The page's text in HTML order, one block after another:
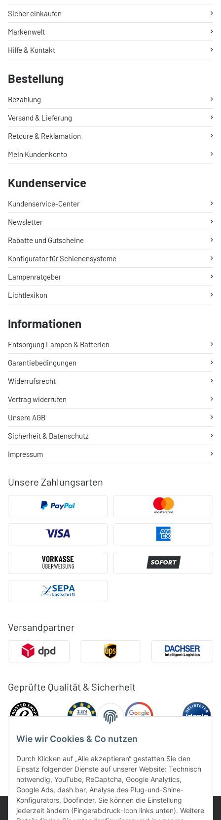
Wie wir Cookies & Co nutzen
Durch Klicken auf „Alle akzeptieren“ gestatten Sie den
Einsatz folgender Dienste auf unserer Website: Technisch
notwendig, YouTube, ReCaptcha, Google Analytics,
Google Ads, dash.bar, Analyse des Plug-und-Shine-
Konfigurators, Doofinder. Sie können die Einstellung
jederzeit ändern (Fingerabdruck-Icon links unten). Weitere
Unsere Zahlungsarten
Versandpartner
Geprüfte Qualität & Sicherheit
Sicher einkaufen
Markenwelt
Hilfe & Kontakt
Bestellung
Bezahlung
Versand & Lieferung
Retoure & Reklamation
Mein Kundenkonto
Kundenservice
Kundenservice-Center
Newsletter
Rabatte und Gutscheine
Konfigurator für Schienensysteme
Lampenratgeber
Lichtlexikon
Informationen
Entsorgung Lampen & Batterien
Garantiebedingungen
Widerrufsrecht
Vertrag widerrufen
Unsere AGB
Sicherheit & Datenschutz
Impressum